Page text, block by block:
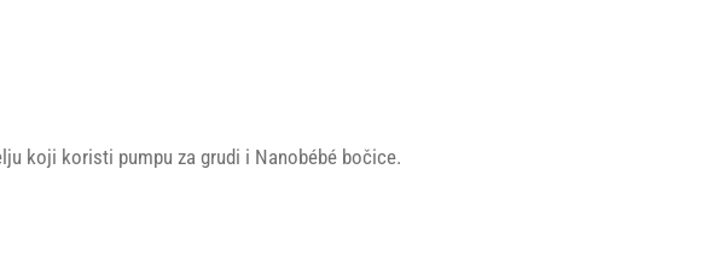
koji koristi pumpu za grudi i Nanobébé bočice.